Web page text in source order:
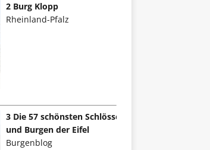
2 Burg Klopp
Rheinland-Pfalz
3 Die 57 schönsten Schlösser
und Burgen der Eifel
Burgenblog